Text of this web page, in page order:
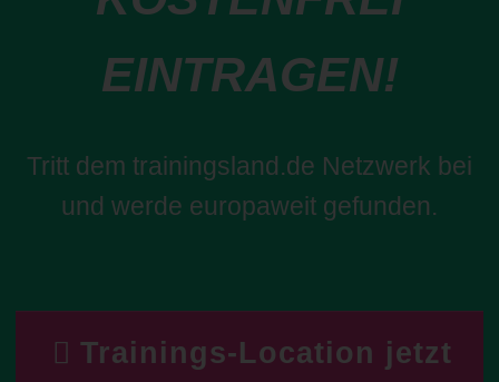
EINTRAGEN!
Tritt dem trainingsland.de Netzwerk bei
und werde europaweit gefunden.
Trainings-Location jetzt